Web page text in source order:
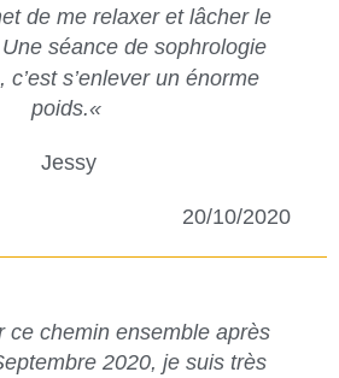
de me relaxer et lâcher le
Une séance de sophrologie
c’est s’enlever un énorme
poids.«
Jessy
20/10/2020
ce chemin ensemble après
2020, je suis très